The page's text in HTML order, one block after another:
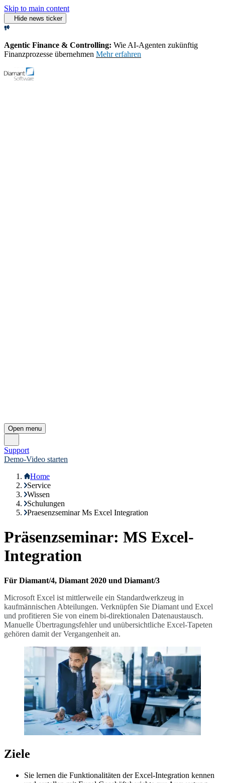
Skip to main content
Hide news ticker
Agentic Finance & Controlling: Wie AI‑Agenten zukünftig
Finanzprozesse übernehmen Mehr erfahren